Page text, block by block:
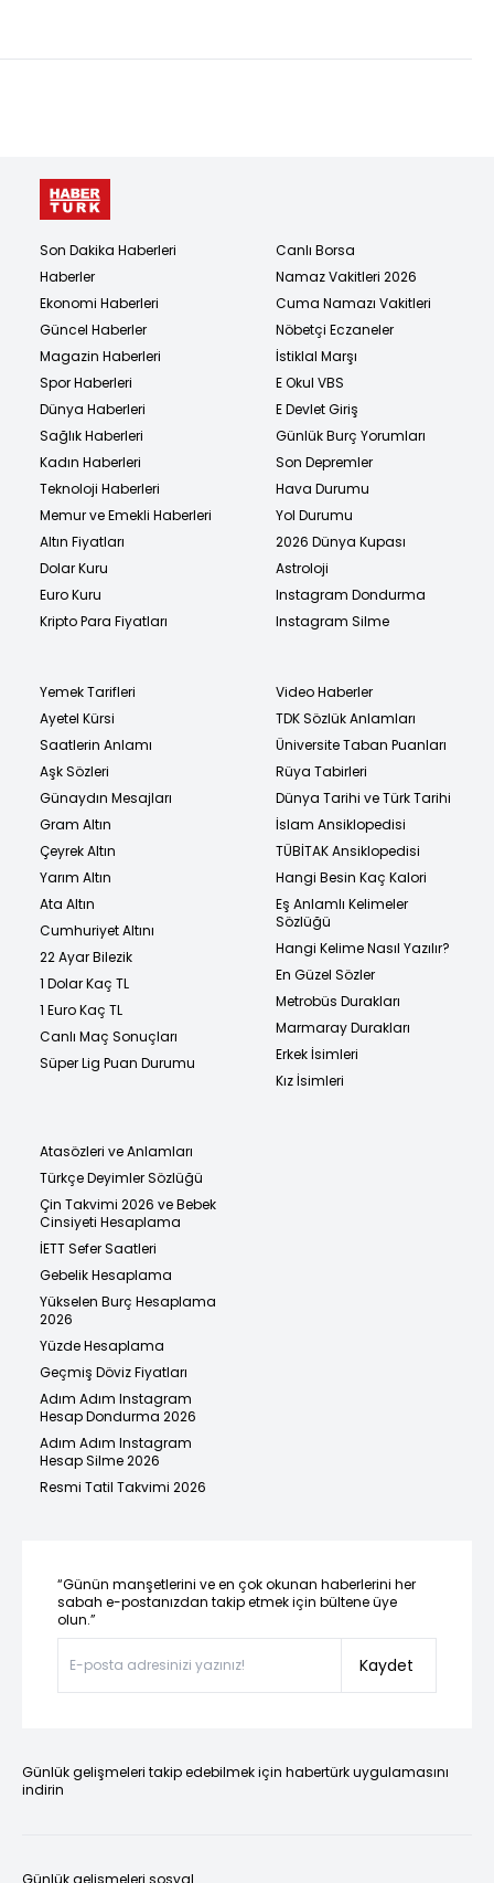
Son Dakika Haberleri
Haberler
Ekonomi Haberleri
Güncel Haberler
Magazin Haberleri
Spor Haberleri
Dünya Haberleri
Sağlık Haberleri
Kadın Haberleri
Teknoloji Haberleri
Memur ve Emekli Haberleri
Altın Fiyatları
Dolar Kuru
Euro Kuru
Kripto Para Fiyatları
Canlı Borsa
Namaz Vakitleri 2026
Cuma Namazı Vakitleri
Nöbetçi Eczaneler
İstiklal Marşı
E Okul VBS
E Devlet Giriş
Günlük Burç Yorumları
Son Depremler
Hava Durumu
Yol Durumu
2026 Dünya Kupası
Astroloji
Instagram Dondurma
Instagram Silme
Yemek Tarifleri
Ayetel Kürsi
Saatlerin Anlamı
Aşk Sözleri
Günaydın Mesajları
Gram Altın
Çeyrek Altın
Yarım Altın
Ata Altın
Cumhuriyet Altını
22 Ayar Bilezik
1 Dolar Kaç TL
1 Euro Kaç TL
Canlı Maç Sonuçları
Süper Lig Puan Durumu
Video Haberler
TDK Sözlük Anlamları
Üniversite Taban Puanları
Rüya Tabirleri
Dünya Tarihi ve Türk Tarihi
İslam Ansiklopedisi
TÜBİTAK Ansiklopedisi
Hangi Besin Kaç Kalori
Eş Anlamlı Kelimeler
Sözlüğü
Hangi Kelime Nasıl Yazılır?
En Güzel Sözler
Metrobüs Durakları
Marmaray Durakları
Erkek İsimleri
Kız İsimleri
Atasözleri ve Anlamları
Türkçe Deyimler Sözlüğü
Çin Takvimi 2026 ve Bebek
Cinsiyeti Hesaplama
İETT Sefer Saatleri
Gebelik Hesaplama
Yükselen Burç Hesaplama
2026
Yüzde Hesaplama
Geçmiş Döviz Fiyatları
Adım Adım Instagram
Hesap Dondurma 2026
Adım Adım Instagram
Hesap Silme 2026
Resmi Tatil Takvimi 2026
“Günün manşetlerini ve en çok okunan haberlerini her
sabah e-postanızdan takip etmek için bültene üye
olun.”
Kaydet
Günlük gelişmeleri takip edebilmek için habertürk uygulamasını
indirin
Günlük gelişmeleri sosyal